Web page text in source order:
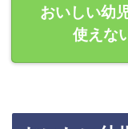
おいしい幼
使えな